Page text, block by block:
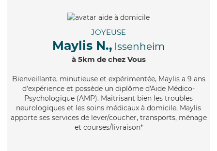
JOYEUSE
Maylis N., Issenheim
à 5km de chez Vous
Bienveillante, minutieuse et expérimentée, Maylis a 9 ans
d'expérience et possède un diplôme d'Aide Médico-
Psychologique (AMP). Maitrisant bien les troubles
neurologiques et les soins médicaux à domicile, Maylis
apporte ses services de lever/coucher, transports, ménage
et courses/livraison*